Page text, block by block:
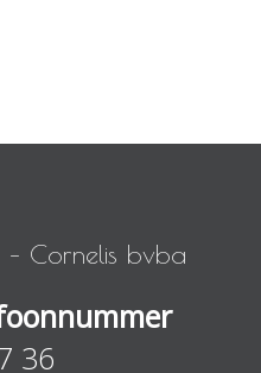
– Cornelis bvba
36